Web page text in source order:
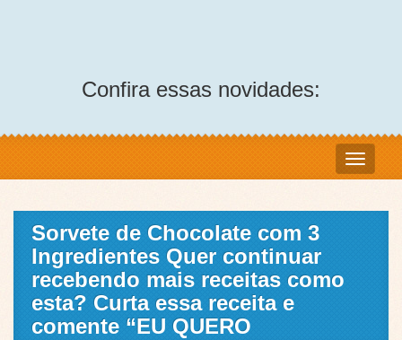
Confira essas novidades:
Sorvete de Chocolate com 3
Ingredientes Quer continuar
recebendo mais receitas como
esta? Curta essa receita e
comente “EU QUERO